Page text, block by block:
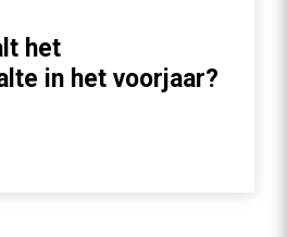
het
in het voorjaar?